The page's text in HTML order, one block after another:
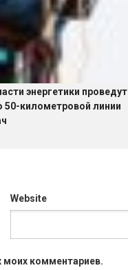
энергетики проведут
50-километровой линии
Website
моих комментариев.